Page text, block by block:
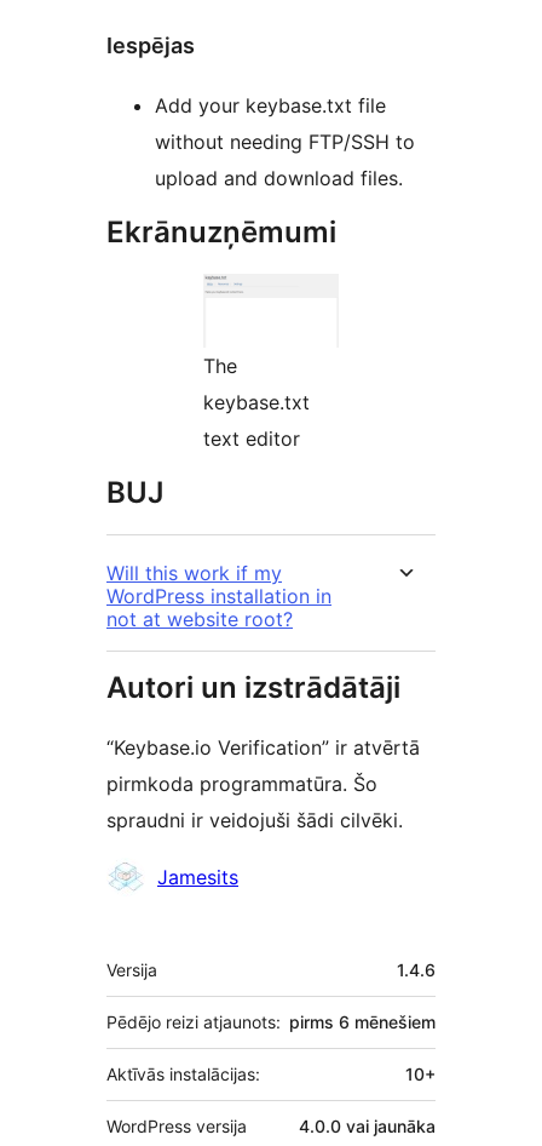
Iespējas
Add your keybase.txt file
without needing FTP/SSH to
upload and download files.
Ekrānuzņēmumi
The
keybase.txt
text editor
BUJ
Will this work if my
WordPress installation in
not at website root?
Autori un izstrādātāji
“Keybase.io Verification” ir atvērtā
pirmkoda programmatūra. Šo
spraudni ir veidojuši šādi cilvēki.
Līdzdalībnieki
Jamesits
Meta
Versija 1.4.6
Pēdējo reizi atjaunots: pirms 6 mēnešiem
Aktīvās instalācijas: 10+
WordPress versija 4.0.0 vai jaunāka